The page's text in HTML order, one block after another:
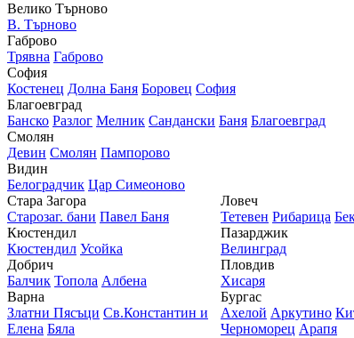
Велико Търново
В. Търново
Габрово
Трявна Габрово
София
Костенец Долна Баня Боровец София
Благоевград
Банско Разлог Мелник Сандански Баня Благоевград
Смолян
Девин Смолян Пампорово
Видин
Белоградчик Цар Симеоново
Стара Загора
Старозаг. бани Павел Баня
Кюстендил
Кюстендил Усойка
Добрич
Балчик Топола Албена
Варна
Златни Пясъци Св.Константин и
Елена Бяла
Ловеч
Тетевен Рибарица
Пазарджик
Велинград
Пловдив
Хисаря
Бургас
Ахелой Аркутино
Черноморец Арапя